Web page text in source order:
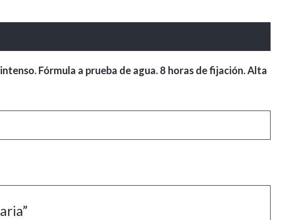
Fórmula a prueba de agua. 8 horas de fijación. Alta